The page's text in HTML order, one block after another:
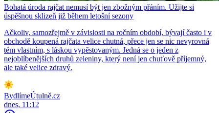
Bohatá úroda rajčat nemusí být jen zbožným přáním. Užijte si
úspěšnou sklizeň již během letošní sezony
Ačkoliv, samozřejmě v závislosti na ročním období, bývají často i v
obchodě koupená rajčata velice chutná, přece jen se nic nevyrovná
těm vlastním, s láskou vypěstovaným. Jedná se o jeden z
nejoblíbenějších druhů zeleniny, který není jen chuťově příjemný,
ale také velice zdravý.
BydlímeÚtulně.cz
dnes, 11:12